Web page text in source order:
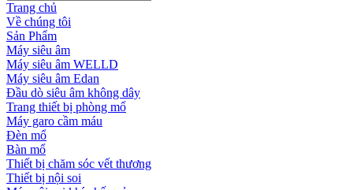
Trang chủ
Về chúng tôi
Sản Phẩm
Máy siêu âm
Máy siêu âm WELLD
Máy siêu âm Edan
Đầu dò siêu âm không dây
Trang thiết bị phòng mổ
Máy garo cầm máu
Đèn mổ
Bàn mổ
Thiết bị chăm sóc vết thương
Thiết bị nội soi